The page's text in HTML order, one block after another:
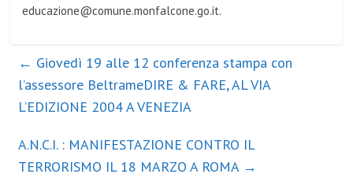
educazione@comune.monfalcone.go.it.
← Giovedì 19 alle 12 conferenza stampa con
l’assessore BeltrameDIRE & FARE, AL VIA
L’EDIZIONE 2004 A VENEZIA
A.N.C.I. : MANIFESTAZIONE CONTRO IL
TERRORISMO IL 18 MARZO A ROMA →